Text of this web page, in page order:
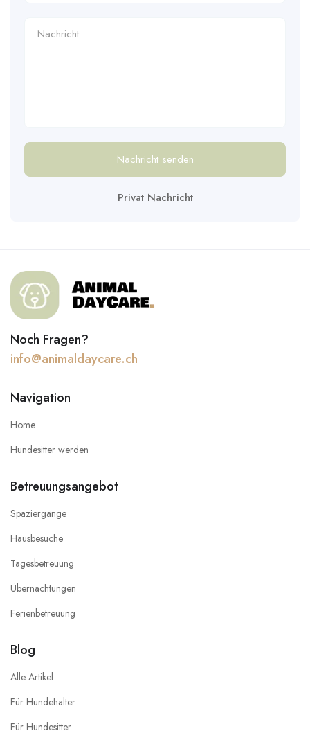
Nachricht senden
Privat Nachricht
Noch Fragen?
info@animaldaycare.ch
Navigation
Home
Hundesitter werden
Betreuungsangebot
Spaziergänge
Hausbesuche
Tagesbetreuung
Übernachtungen
Ferienbetreuung
Blog
Alle Artikel
Für Hundehalter
Für Hundesitter